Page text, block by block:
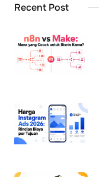
Recent Post